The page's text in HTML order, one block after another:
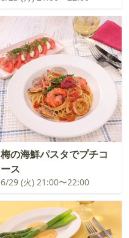
梅の海鮮パスタでプチコ
ース
6/29 (火) 21:00〜22:00